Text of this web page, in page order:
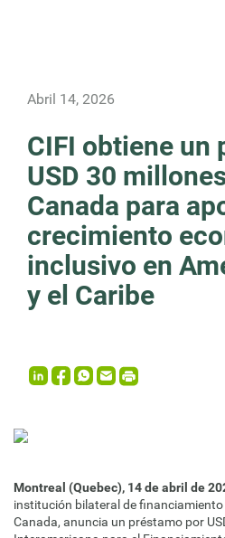
Abril 14, 2026
CIFI obtiene un
USD 30
Canada para
crecimiento
inclusivo en
y el Caribe
Montreal (Quebec), 14 de abril de
institución bilateral de financiamiento
Canada, anuncia un préstamo por